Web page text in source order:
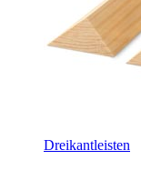
Dreikantleisten